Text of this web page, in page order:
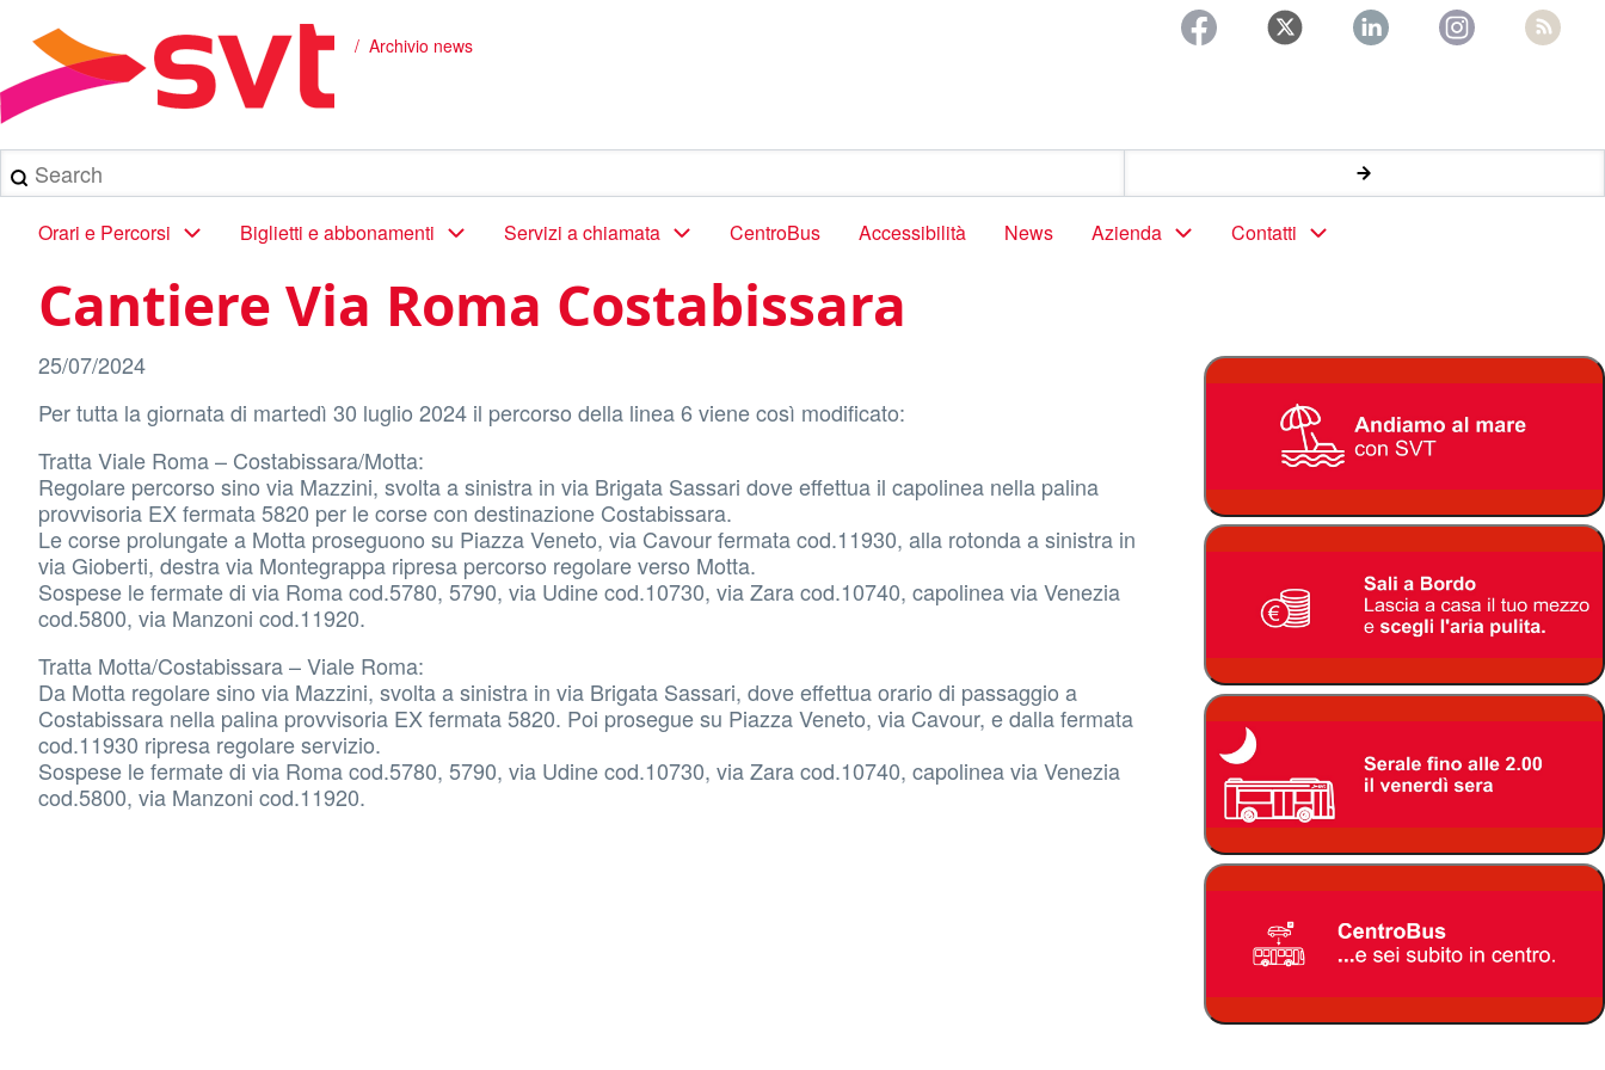
contenuto
principale
Briciole
di
pane
Archivio news
Search
Main
navigation
Orari e Percorsi Biglietti e abbonamenti Servizi a chiamata CentroBus Accessibilità News Azienda Contatti
Cantiere Via Roma Costabissara
25/07/2024
Per tutta la giornata di martedì 30 luglio 2024 il percorso della linea 6 viene così modificato:
Tratta Viale Roma – Costabissara/Motta:
Regolare percorso sino via Mazzini, svolta a sinistra in via Brigata Sassari dove effettua il capolinea nella palina
provvisoria EX fermata 5820 per le corse con destinazione Costabissara.
Le corse prolungate a Motta proseguono su Piazza Veneto, via Cavour fermata cod.11930, alla rotonda a sinistra in
via Gioberti, destra via Montegrappa ripresa percorso regolare verso Motta.
Sospese le fermate di via Roma cod.5780, 5790, via Udine cod.10730, via Zara cod.10740, capolinea via Venezia
cod.5800, via Manzoni cod.11920.
Tratta Motta/Costabissara – Viale Roma:
Da Motta regolare sino via Mazzini, svolta a sinistra in via Brigata Sassari, dove effettua orario di passaggio a
Costabissara nella palina provvisoria EX fermata 5820. Poi prosegue su Piazza Veneto, via Cavour, e dalla fermata
cod.11930 ripresa regolare servizio.
Sospese le fermate di via Roma cod.5780, 5790, via Udine cod.10730, via Zara cod.10740, capolinea via Venezia
cod.5800, via Manzoni cod.11920.